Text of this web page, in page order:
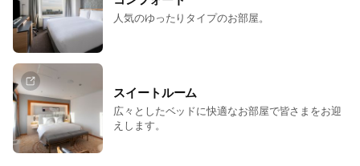
人気のゆったりタイプのお部屋。
スイートルーム
広々としたベッドに快適なお部屋で皆さまをお迎
えします。